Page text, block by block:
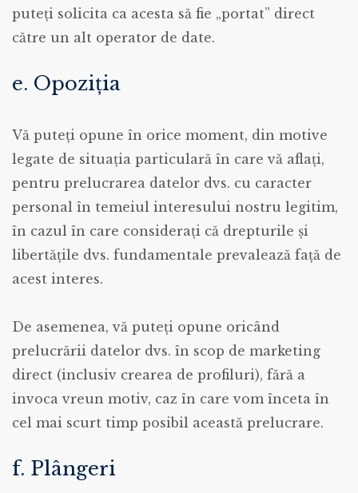
puteți solicita ca acesta să fie „portat” direct
către un alt operator de date.
e. Opoziția
Vă puteți opune în orice moment, din motive
legate de situația particulară în care vă aflați,
pentru prelucrarea datelor dvs. cu caracter
personal în temeiul interesului nostru legitim,
în cazul în care considerați că drepturile și
libertățile dvs. fundamentale prevalează față de
acest interes.
De asemenea, vă puteți opune oricând
prelucrării datelor dvs. în scop de marketing
direct (inclusiv crearea de profiluri), fără a
invoca vreun motiv, caz în care vom înceta în
cel mai scurt timp posibil această prelucrare.
f. Plângeri